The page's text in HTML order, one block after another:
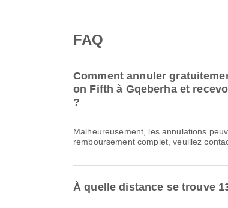
FAQ
Comment annuler
on Fifth à Gqeberha et
?
Malheureusement, les annulations
remboursement complet, veuillez
À quelle distance se trouve